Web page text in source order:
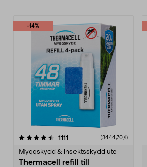
-14%
1111 recensioner(3444,70/l)
Myggskydd & insektsskydd ute
Thermacell refill till
4.5 av 5 stjärnor